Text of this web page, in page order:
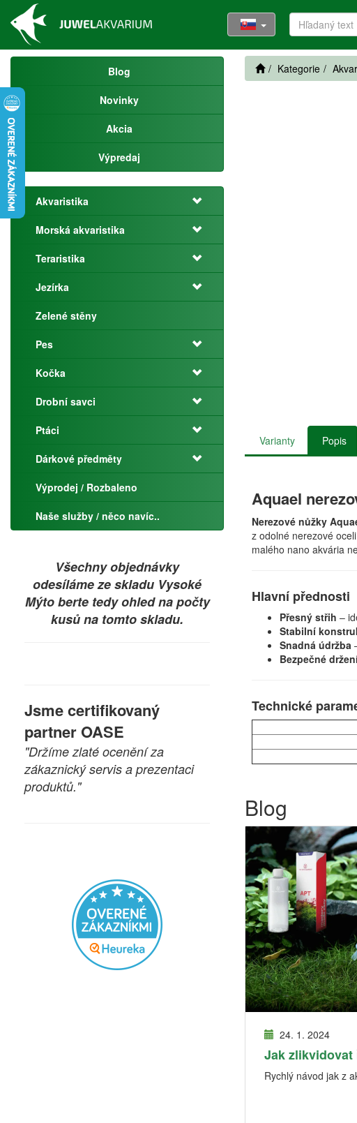
Blog
Novinky
Akcia
Výpredaj
Akvaristika
Morská akvaristika
Teraristika
Jezírka
Zelené stěny
Pes
Kočka
Drobní savci
Ptáci
Dárkové předměty
Výprodej / Rozbaleno
Naše služby / něco navíc..
Všechny objednávky
odesíláme ze skladu Vysoké
Mýto berte tedy ohled na počty
kusů na tomto skladu.
Jsme certifikovaný
partner OASE
"Držíme zlaté ocenění za
zákaznický servis a prezentaci
produktů."
Kategorie
Varianty Popis
Aquael
Nerezové nůžky
z odolné nerezové
malého nano akvária
Hlavní přednosti
Přesný střih –
Stabilní
Snadná údržba
Bezpečné
Technické
Blog
24. 1. 2024
Jak zlikvidovat
Rychlý návod jak z